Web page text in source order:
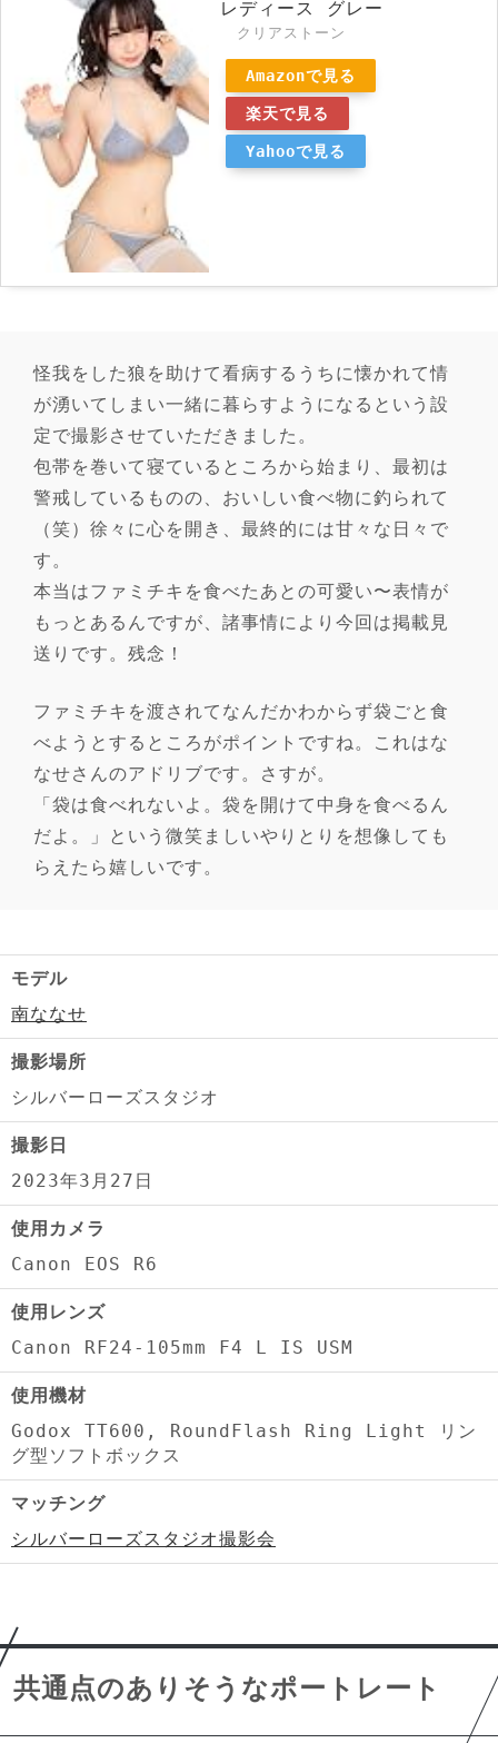
レディース グレー
クリアストーン
Amazonで見る
楽天で見る
Yahooで見る
怪我をした狼を助けて看病するうちに懐かれて情
が湧いてしまい一緒に暮らすようになるという設
定で撮影させていただきました。
包帯を巻いて寝ているところから始まり、最初は
警戒しているものの、おいしい食べ物に釣られて
（笑）徐々に心を開き、最終的には甘々な日々で
す。
本当はファミチキを食べたあとの可愛い〜表情が
もっとあるんですが、諸事情により今回は掲載見
送りです。残念！
ファミチキを渡されてなんだかわからず袋ごと食
べようとするところがポイントですね。これはな
なせさんのアドリブです。さすが。
「袋は食べれないよ。袋を開けて中身を食べるん
だよ。」という微笑ましいやりとりを想像しても
らえたら嬉しいです。
モデル
南ななせ
撮影場所
シルバーローズスタジオ
撮影日
2023年3月27日
使用カメラ
Canon EOS R6
使用レンズ
Canon RF24-105mm F4 L IS USM
使用機材
Godox TT600, RoundFlash Ring Light リン
グ型ソフトボックス
マッチング
シルバーローズスタジオ撮影会
共通点のありそうなポートレート